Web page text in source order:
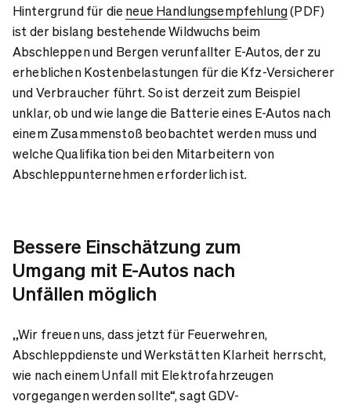
Hintergrund für die neue Handlungsempfehlung(PDF)
ist der bislang bestehende Wildwuchs beim
Abschleppen und Bergen verunfallter E-Autos, der zu
erheblichen Kostenbelastungen für die Kfz-Versicherer
und Verbraucher führt. So ist derzeit zum Beispiel
unklar, ob und wie lange die Batterie eines E-Autos nach
einem Zusammenstoß beobachtet werden muss und
welche Qualifikation bei den Mitarbeitern von
Abschleppunternehmen erforderlich ist.
Bessere Einschätzung zum
Umgang mit E-Autos nach
Unfällen möglich
„Wir freuen uns, dass jetzt für Feuerwehren,
Abschleppdienste und Werkstätten Klarheit herrscht,
wie nach einem Unfall mit Elektrofahrzeugen
vorgegangen werden sollte“, sagt GDV-